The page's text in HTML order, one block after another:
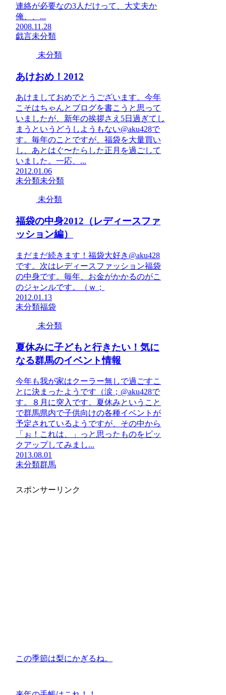
連絡が必要なの3人だけって、大丈夫か
俺、、...
2008.11.28
戯言未分類
未分類
あけおめ！2012
あけましておめでとうございます。今年
こそはちゃんとブログを書こうと思って
いましたが、新年の挨拶さえ5日過ぎてし
まうというどうしようもない@aku428で
す。毎年のことですが、福袋を大量買い
し、あとはぐ〜たらした正月を過ごして
いました。一応、...
2012.01.06
未分類未分類
未分類
福袋の中身2012（レディースファ
ッション編）
まだまだ続きます！福袋大好き@aku428
です。次はレディースファッション福袋
の中身です。毎年、お金がかかるのがこ
のジャンルです。（ｗ；
2012.01.13
未分類福袋
未分類
夏休みに子どもと行きたい！気に
なる群馬のイベント情報
今年も我が家はクーラー無しで過ごすこ
とに決まったようです（涙；@aku428で
す。８月に突入です。夏休みということ
で群馬県内で子供向けの各種イベントが
予定されているようですが、その中から
「ぉ！これは、」っと思ったものをピッ
クアップしてみまし...
2013.08.01
未分類群馬
スポンサーリンク
この季節は梨にかぎるね。